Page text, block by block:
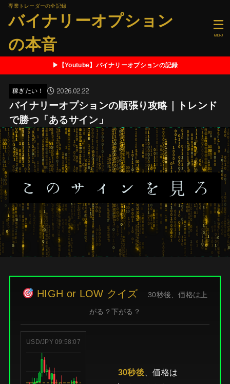
専業トレーダーの全記録
バイナリーオプション
の本音
MENU
▶【Youtube】バイナリーオプションの記録
稼ぎたい！ 2026.02.22
バイナリーオプションの順張り攻略｜トレンド
で勝つ「あるサイン」
HIGH or LOW クイズ 30秒後、価格は上
がる？下がる？
USD/JPY 09:58:08
30秒後 、価格は